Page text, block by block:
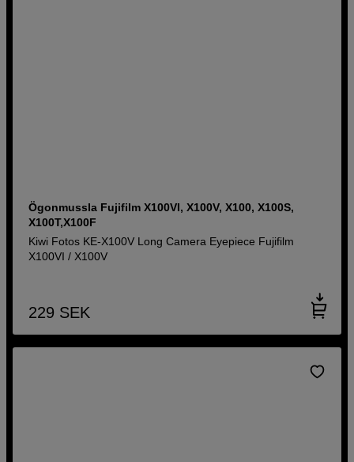
Ögonmussla Fujifilm X100VI, X100V, X100, X100S,
X100T,X100F
Kiwi Fotos KE-X100V Long Camera Eyepiece Fujifilm
X100VI / X100V
229 SEK